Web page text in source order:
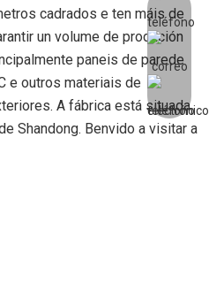
cadrados e ten máis de
un volume de produción
paneis de parede
e outros materiais de
A fábrica está situada
Shandong. Benvido a visitar a